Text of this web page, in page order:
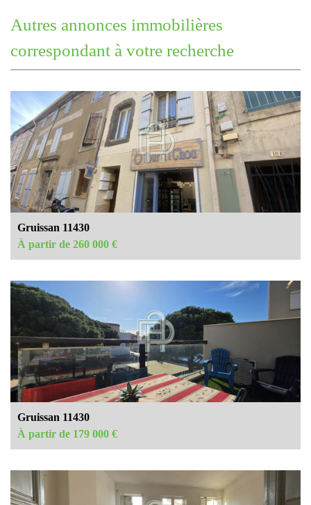
autres annonces immobilières
correspondant à votre recherche
Gruissan 11430
À partir de 260 000 €
Gruissan 11430
À partir de 179 000 €